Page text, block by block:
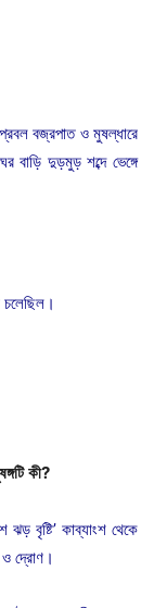
বজ্রপাত ও মুষল্ধারে
বাড়ি দুড়মুড় শব্দে ভেঙ্গে
চলেছিল।
কী?
ঝড় বৃষ্টি’ কাব্যাংশ থেকে
ও দ্রোণ।